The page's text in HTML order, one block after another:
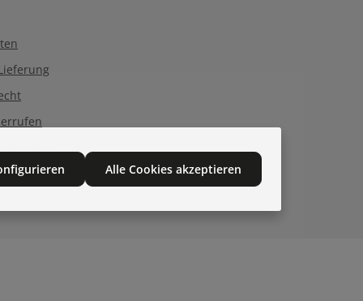
Alle Cookies akzeptieren